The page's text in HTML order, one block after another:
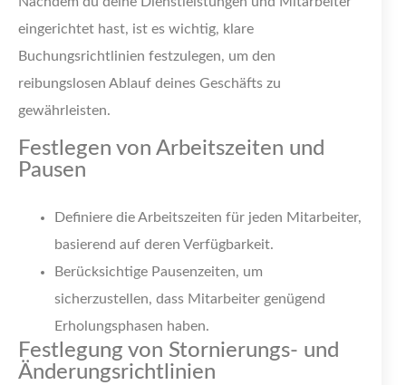
eingerichtet hast, ist es wichtig, klare
Buchungsrichtlinien festzulegen, um den
reibungslosen Ablauf deines Geschäfts zu
gewährleisten.
Festlegen von Arbeitszeiten und
Pausen
Definiere die Arbeitszeiten für jeden Mitarbeiter,
basierend auf deren Verfügbarkeit.
Berücksichtige Pausenzeiten, um
sicherzustellen, dass Mitarbeiter genügend
Erholungsphasen haben.
Festlegung von Stornierungs- und
Änderungsrichtlinien